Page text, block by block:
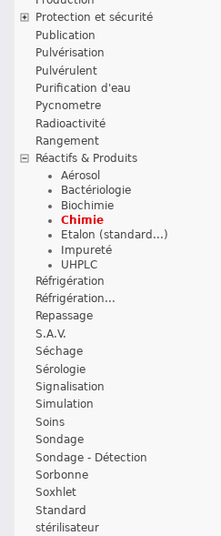
Protection et sécurité
Publication
Pulvérisation
Pulvérulent
Purification d'eau
Pycnometre
Radioactivité
Rangement
Réactifs & Produits
Aérosol
Bactériologie
Biochimie
Chimie
Etalon (standard...)
Impureté
UHPLC
Réfrigération
Réfrigération...
Repassage
S.A.V.
Séchage
Sérologie
Signalisation
Simulation
Soins
Sondage
Sondage - Détection
Sorbonne
Soxhlet
Standard
stérilisateur